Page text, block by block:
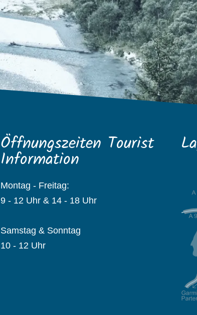
Öffnungszeiten Tourist
Information
Montag - Freitag:
9 - 12 Uhr & 14 - 18 Uhr
Samstag & Sonntag
10 - 12 Uhr